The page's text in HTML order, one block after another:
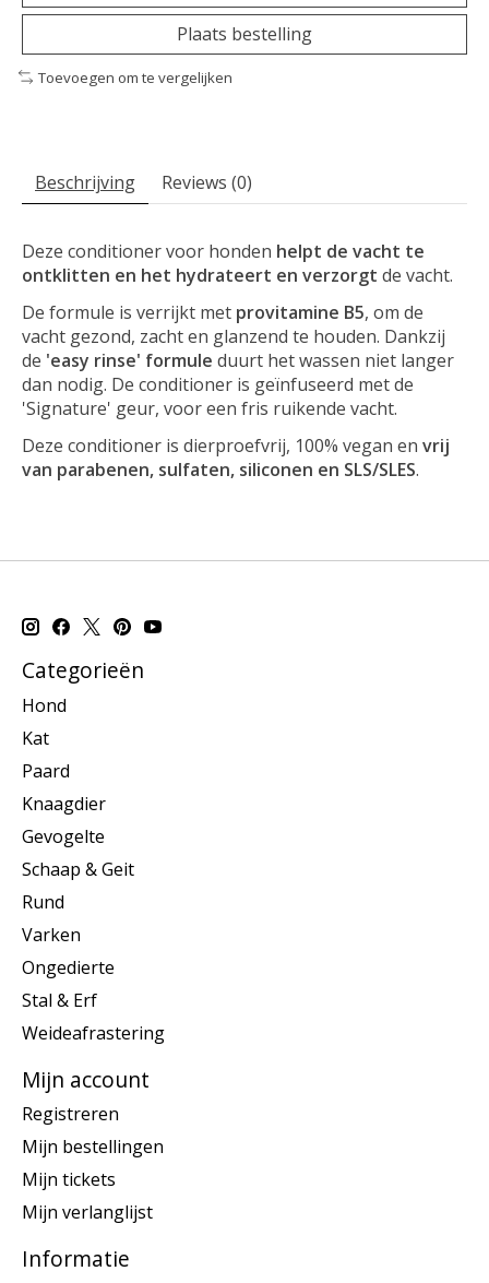
Plaats bestelling
Toevoegen om te vergelijken
Beschrijving Reviews (0)
Deze conditioner voor honden helpt de vacht te
ontklitten en het hydrateert en verzorgt de vacht.
De formule is verrijkt met provitamine B5, om de
vacht gezond, zacht en glanzend te houden. Dankzij
de 'easy rinse' formule duurt het wassen niet langer
dan nodig. De conditioner is geïnfuseerd met de
'Signature' geur, voor een fris ruikende vacht.
Deze conditioner is dierproefvrij, 100% vegan en vrij
van parabenen, sulfaten, siliconen en SLS/SLES.
Categorieën
Hond
Kat
Paard
Knaagdier
Gevogelte
Schaap & Geit
Rund
Varken
Ongedierte
Stal & Erf
Weideafrastering
Mijn account
Registreren
Mijn bestellingen
Mijn tickets
Mijn verlanglijst
Informatie